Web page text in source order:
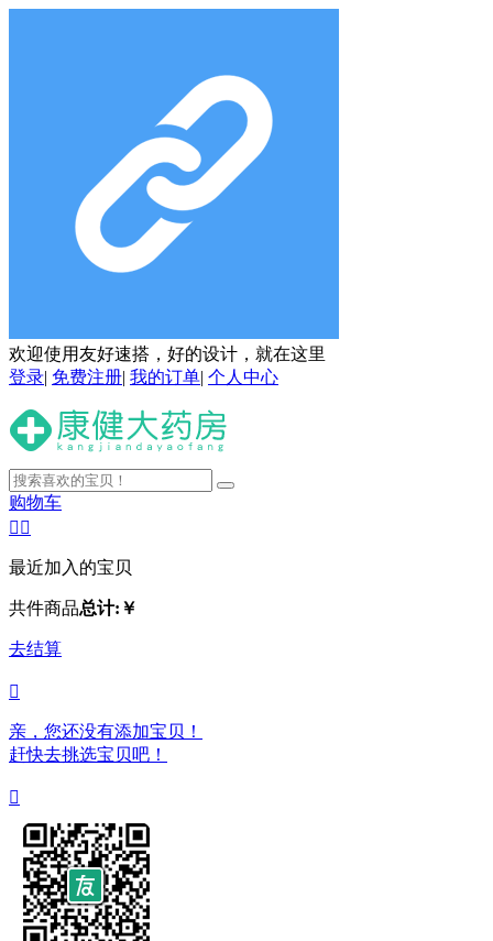
欢迎使用友好速搭，好的设计，就在这里
登录| 免费注册| 我的订单| 个人中心
购物车
 
最近加入的宝贝
共件商品总计: ￥
去结算

亲，您还没有添加宝贝！
赶快去挑选宝贝吧！
